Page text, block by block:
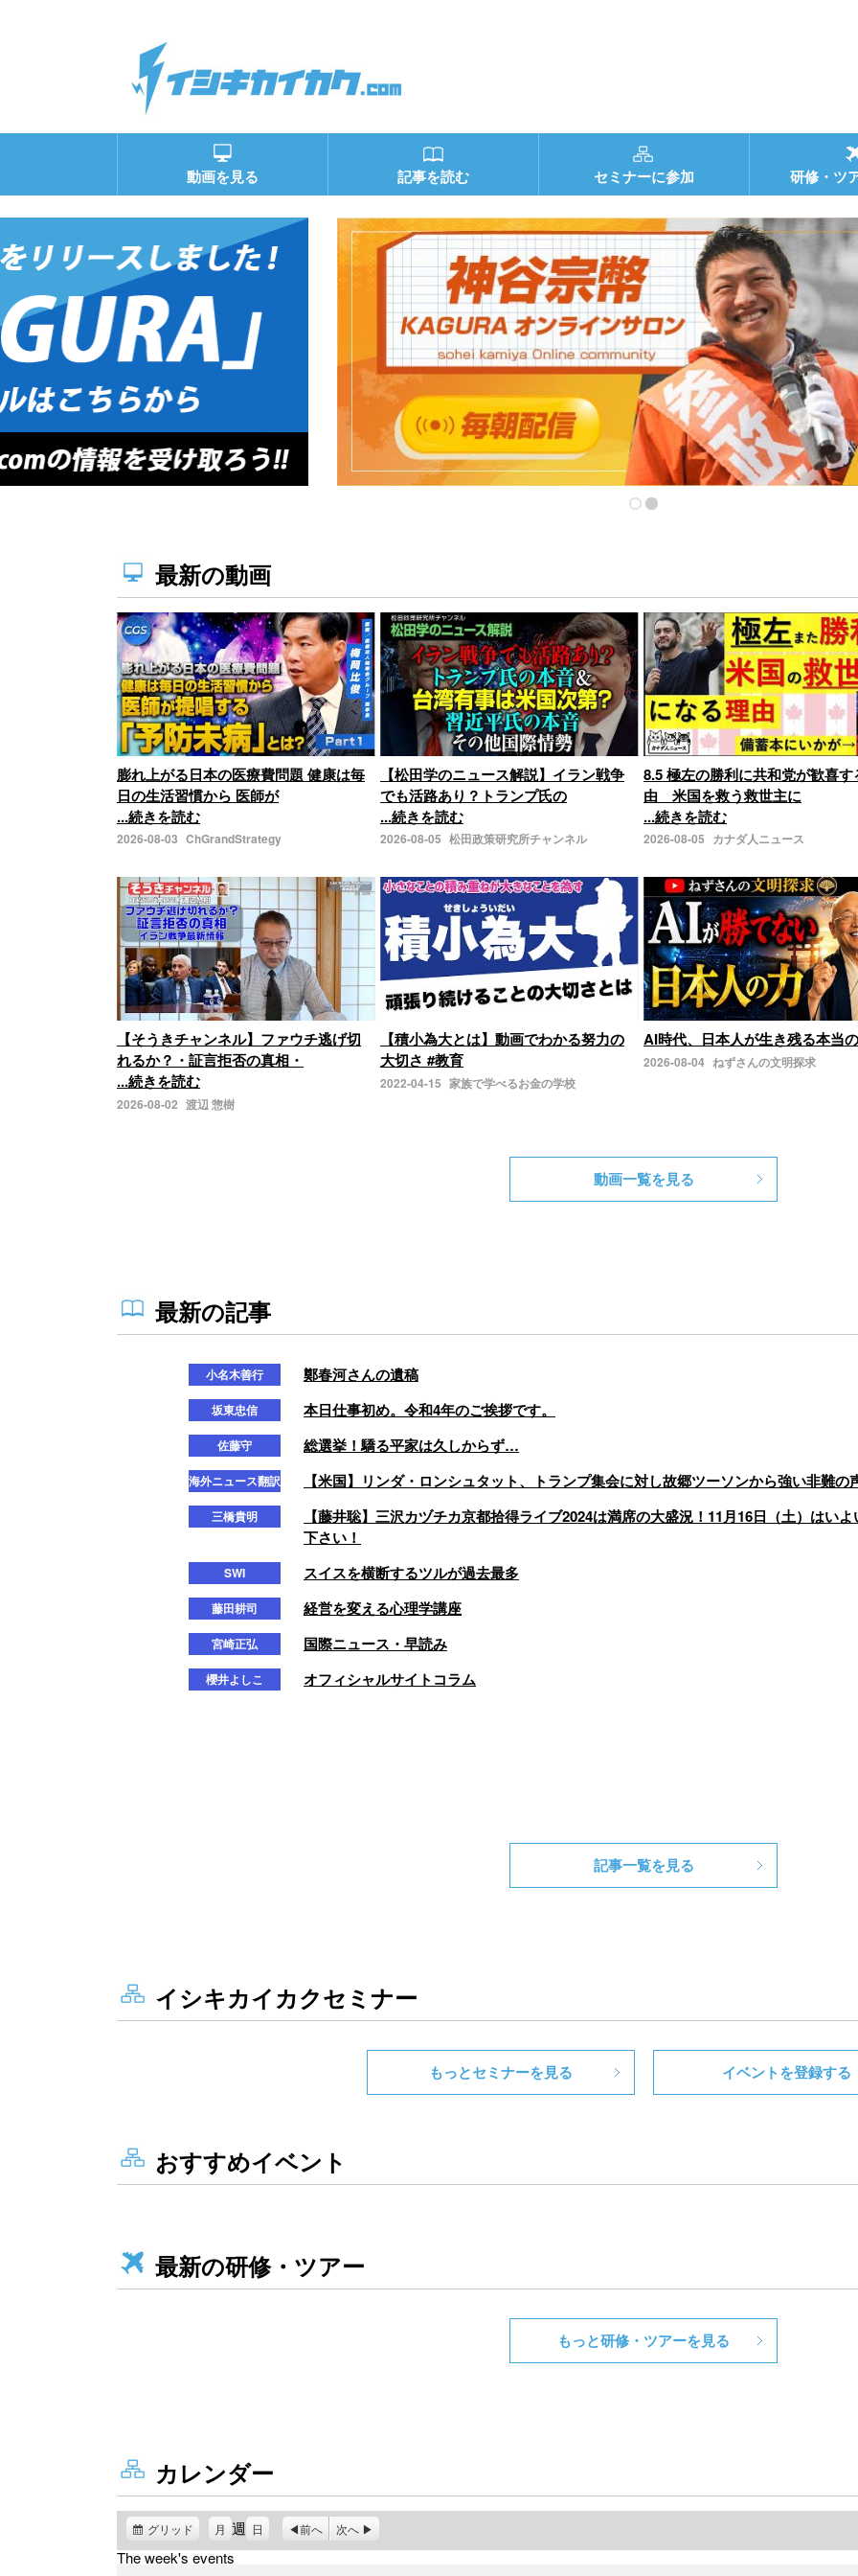
動画を見る 記事を読む セミナーに参加 研修・ツ
最新の動画
膨れ上がる日本の医療費問題 健康は毎
日の生活習慣から 医師が
...続きを読む
2026-08-03 ChGrandStrategy
【松田学のニュース解説】イラン戦争
でも活路あり？トランプ氏の
...続きを読む
2026-08-05 松田政策研究所チャンネル
8.5 極左の勝利に共和党が歓喜す
由 米国を救う救世主に
...続きを読む
2026-08-05 カナダ人ニュース
【そうきチャンネル】ファウチ逃げ切
れるか？・証言拒否の真相・
...続きを読む
2026-08-02 渡辺 惣樹
【積小為大とは】動画でわかる努力の
大切さ #教育
2022-04-15 家族で学べるお金の学校
AI時代、日本人が生き残る本当
2026-08-04 ねずさんの文明探求
動画一覧を見る
最新の記事
記事一覧を見る
イシキカイカクセミナー
もっとセミナーを見る イベントを登録する
おすすめイベント
最新の研修・ツアー
もっと研修・ツアーを見る
カレンダー
グリッド 月 週 日 前へ 次へ
The week's events